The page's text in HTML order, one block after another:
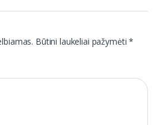
Būtini laukeliai pažymėti*